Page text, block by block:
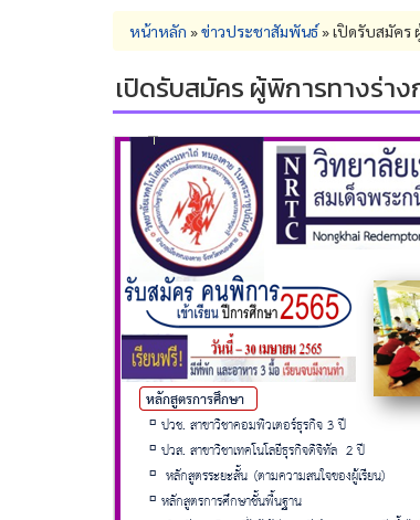
You
are
here
หน้าหลัก »ข่าวประชาสัมพันธ์»เปิดรับสมัคร
เปิดรับสมัคร ผู้พิการทางร่า